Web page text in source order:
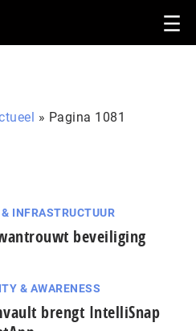
» Pagina 1081
INFRASTRUCTUUR
beveiliging
& AWARENESS
brengt IntelliSnap